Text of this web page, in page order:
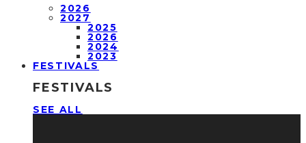
2026
2027
2025
2026
2024
2023
FESTIVALS
FESTIVALS
SEE ALL